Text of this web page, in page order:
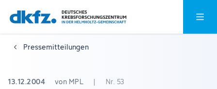
Zum
Hauptinhalt
springen
Zur
Fußzeile
springen
Pressemitteilungen
13.12.2004 von MPL | Nr. 53